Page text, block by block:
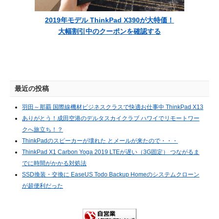
2019年モデル ThinkPad X390が大特価！
大幅割引中のクーポンを確認する
最近の投稿
羽田～那覇 国際線機材ビジネスクラスで快適お仕事中 ThinkPad X13
ありがとう！成田空港のデルタスカイクラブ ハワイでリモートワー
クへ旅立ち！？
ThinkPadのスピーカーが壊れた とメールが来たので・・・
ThinkPad X1 Carbon Yoga 2019 LTEが遅い（3G固定） つながるま
でに時間がかかる対処法
SSD換装・交換に EaseUS Todo Backup Homeのシステムクローン
が超便利だった